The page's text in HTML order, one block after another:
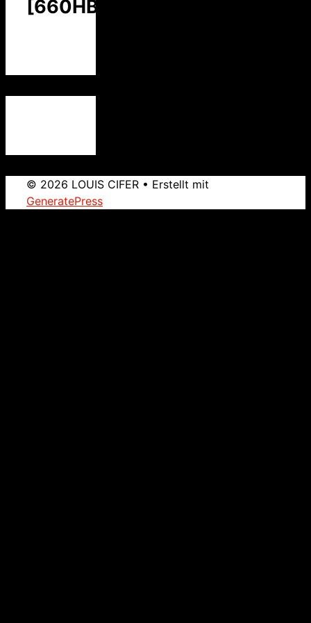
[660HBC]
© 2026 LOUIS CIFER • Erstellt mit
GeneratePress